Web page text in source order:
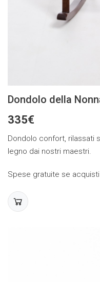
Dondolo della
335€
Dondolo confort, rilassati
legno dai nostri maestri.
Spese gratuite se